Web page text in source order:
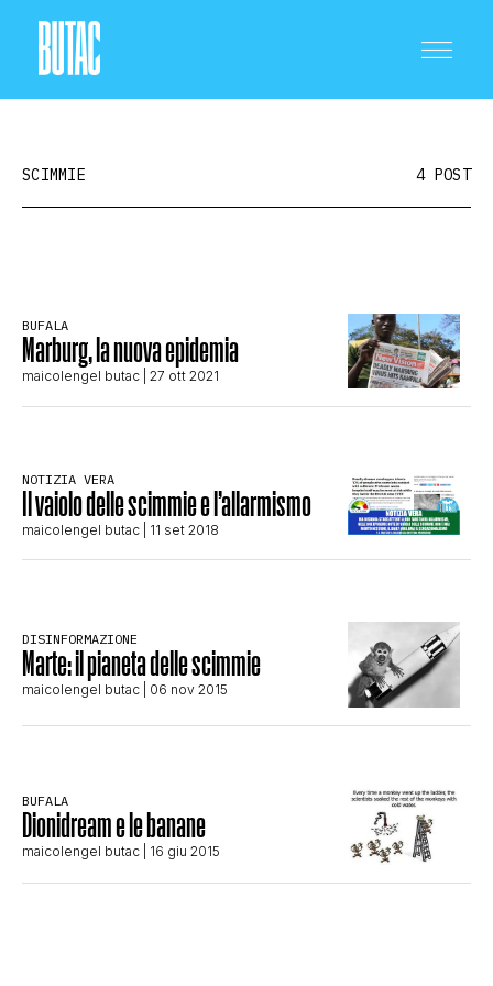
SCIENZA E TECNOLOGIA
STORIA E CITAZIONI
COMPLOTTI, LEGGENDE URBANE ED
EDITORIALI
SCIMMIE 4 POST
BUFALA
Marburg, la nuova epidemia
maicolengel butac | 27 ott 2021
NOTIZIA VERA
Il vaiolo delle scimmie e l’allarmismo
maicolengel butac | 11 set 2018
DISINFORMAZIONE
Marte: il pianeta delle scimmie
maicolengel butac | 06 nov 2015
BUFALA
Dionidream e le banane
maicolengel butac | 16 giu 2015